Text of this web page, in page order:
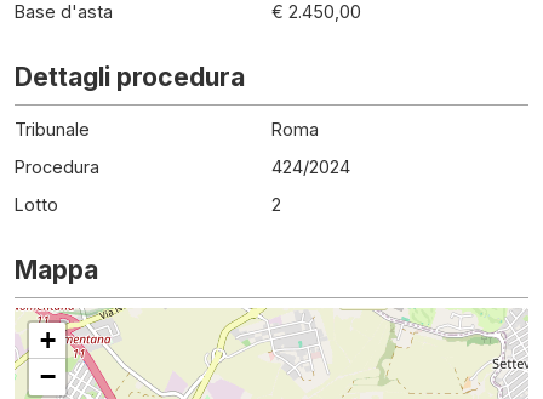
Base d'asta
€ 2.450,00
Dettagli procedura
Tribunale
Roma
Procedura
424/2024
Lotto
2
Mappa
+
−